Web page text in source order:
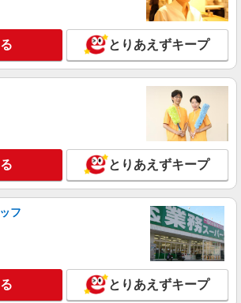
時給1750円 ★交通費規定に基づき交通費支給
東京都港区（青山一丁目駅）
詳細を見る
時給1700円〜 ※残業代支給 ★交通費別途支給
り） ゜+゜・。○。・゜+゜・。○。・゜
入社祝い金10万円支給(規定有) お友達を紹介
と, インセンティブ支給(規定有) ★月2回払
・週払い可能（規程有）★ ゜・。○。・゜
東京都港区
詳細を見る
ートナーズ株式会社
険契約に関するテレコミュニケーター
とりあえずキープ
とりあえずキープ
フ
とりあえずキープ